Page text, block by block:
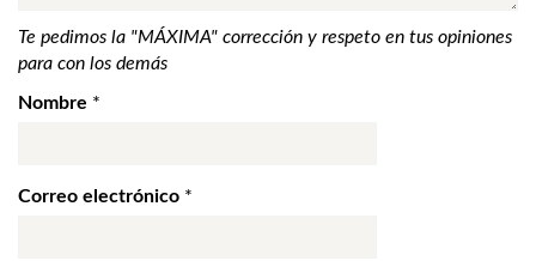
Te pedimos la "MÁXIMA" corrección y respeto en tus opiniones
para con los demás
Nombre *
Correo electrónico *